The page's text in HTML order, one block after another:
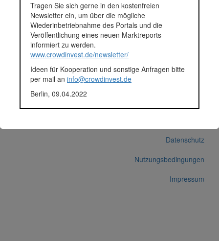
Das Crowdinvestment wurde
laut Auskunft von
Innovestment "zurückbezahlt"
Alle Angaben ohne Gewähr auf Vollständigkeit und Richtigkeit.
Datenschutz
Nutzungsbedingungen
Impressum
Tragen Sie sich gerne in den kostenfreien
Newsletter ein, um über die mögliche
Wiederinbetriebnahme des Portals und die
Veröffentlichung eines neuen Marktreports
informiert zu werden.
www.crowdinvest.de/newsletter/
Ideen für Kooperation und sonstige Anfragen bitte
per mail an info@crowdinvest.de
Berlin, 09.04.2022